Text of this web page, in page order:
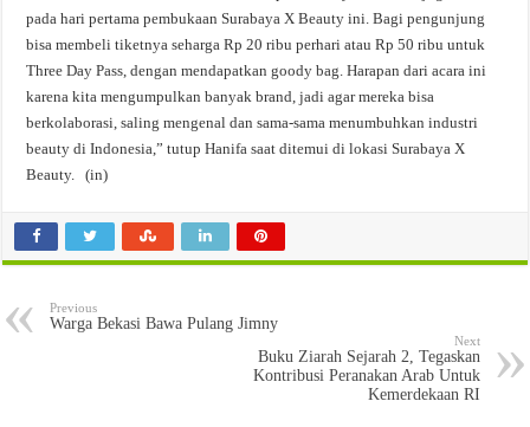
pada hari pertama pembukaan Surabaya X Beauty ini. Bagi pengunjung
bisa membeli tiketnya seharga Rp 20 ribu perhari atau Rp 50 ribu untuk
Three Day Pass, dengan mendapatkan goody bag. Harapan dari acara ini
karena kita mengumpulkan banyak brand, jadi agar mereka bisa
berkolaborasi, saling mengenal dan sama-sama menumbuhkan industri
beauty di Indonesia,” tutup Hanifa saat ditemui di lokasi Surabaya X
Beauty. (in)
Previous
Warga Bekasi Bawa Pulang Jimny
Next
Buku Ziarah Sejarah 2, Tegaskan
Kontribusi Peranakan Arab Untuk
Kemerdekaan RI